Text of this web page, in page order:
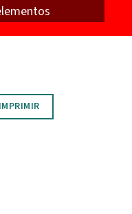
IMPRIMIR